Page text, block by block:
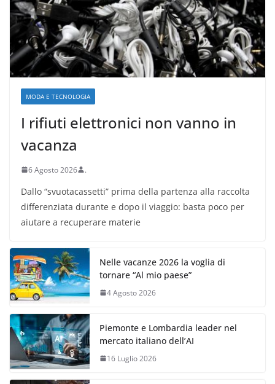
MODA E TECNOLOGIA
I rifiuti elettronici non vanno in
vacanza
6 Agosto 2026 .
Dallo “svuotacassetti” prima della partenza alla raccolta
differenziata durante e dopo il viaggio: basta poco per
aiutare a recuperare materie
Nelle vacanze 2026 la voglia di
tornare “Al mio paese”
4 Agosto 2026
Piemonte e Lombardia leader nel
mercato italiano dell’AI
16 Luglio 2026